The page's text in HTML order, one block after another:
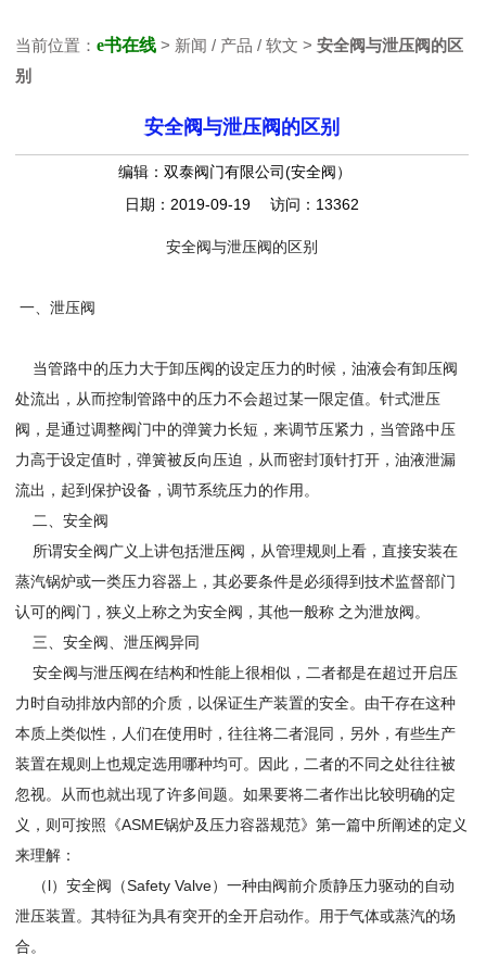
当前位置：e书在线 > 新闻 / 产品 / 软文 >安全阀与泄压阀的区
别
安全阀与泄压阀的区别
编辑：双泰阀门有限公司(安全阀）
日期：2019-09-19 访问：13362
安全阀与泄压阀的区别
一、泄压阀
当管路中的压力大于卸压阀的设定压力的时候，油液会有卸压阀
处流出，从而控制管路中的压力不会超过某一限定值。针式泄压
阀，是通过调整阀门中的弹簧力长短，来调节压紧力，当管路中压
力高于设定值时，弹簧被反向压迫，从而密封顶针打开，油液泄漏
流出，起到保护设备，调节系统压力的作用。
二、安全阀
所谓安全阀广义上讲包括泄压阀，从管理规则上看，直接安装在
蒸汽锅炉或一类压力容器上，其必要条件是必须得到技术监督部门
认可的阀门，狭义上称之为安全阀，其他一般称 之为泄放阀。
三、安全阀、泄压阀异同
安全阀与泄压阀在结构和性能上很相似，二者都是在超过开启压
力时自动排放内部的介质，以保证生产装置的安全。由干存在这种
本质上类似性，人们在使用时，往往将二者混同，另外，有些生产
装置在规则上也规定选用哪种均可。因此，二者的不同之处往往被
忽视。从而也就出现了许多间题。如果要将二者作出比较明确的定
义，则可按照《ASME锅炉及压力容器规范》第一篇中所阐述的定义
来理解：
（l）安全阀（Safety Valve）一种由阀前介质静压力驱动的自动
泄压装置。其特征为具有突开的全开启动作。用于气体或蒸汽的场
合。